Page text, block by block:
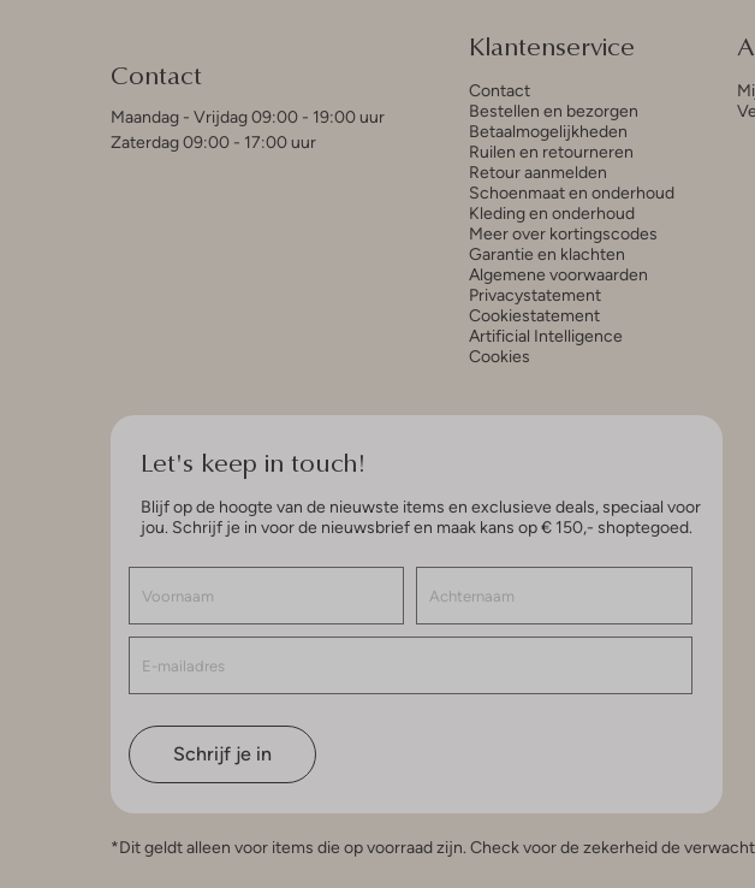
Contact
Maandag - Vrijdag 09:00 - 19:00 uur
Zaterdag 09:00 - 17:00 uur
Klantenservice
Contact
Bestellen en bezorgen
Betaalmogelijkheden
Ruilen en retourneren
Retour aanmelden
Schoenmaat en onderhoud
Kleding en onderhoud
Meer over kortingscodes
Garantie en klachten
Algemene voorwaarden
Privacystatement
Cookiestatement
Artificial Intelligence
Cookies
Let's keep in touch!
Blijf op de hoogte van de nieuwste items en exclusieve deals, speciaal voor
jou. Schrijf je in voor de nieuwsbrief en maak kans op € 150,- shoptegoed.
Schrijf je in
*Dit geldt alleen voor items die op voorraad zijn. Check voor de zekerheid de